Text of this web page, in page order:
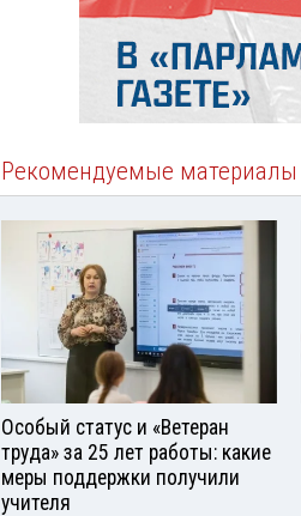
Рекомендуемые материалы
Особый статус и «Ветеран
труда» за 25 лет работы: какие
меры поддержки получили
учителя